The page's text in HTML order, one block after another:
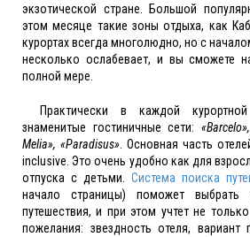
экзотической стране. Большой
этом месяце такие зоны отдыха, как
курортах всегда многолюдно, но с
несколько ослабевает, и вы сможете
полной мере.
Практически в каждой
знаменитые гостиничные сети:
Melia», «Paradisus» . Основная часть
inclusive. Это очень удобно как для
отпуска с детьми. Система поиска
начало страницы) поможет выбрать
путешествия, и при этом учтет не
пожелания: звездность отеля, вариант